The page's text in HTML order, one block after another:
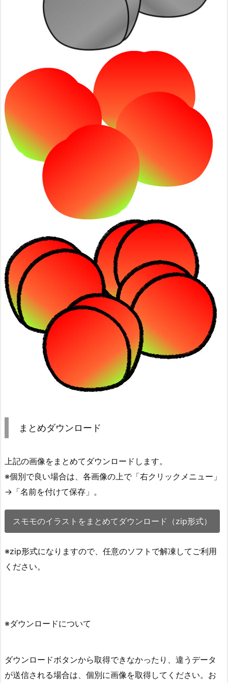
まとめダウンロード
上記の画像をまとめてダウンロードします。
※個別で良い場合は、各画像の上で「右クリックメニュー」
→「名前を付けて保存」。
スモモのイラストをまとめてダウンロード（zip形式）
※zip形式になりますので、任意のソフトで解凍してご利用
ください。
※ダウンロードについて
ダウンロードボタンから取得できなかったり、違うデータ
が送信される場合は、個別に画像を取得してください。お